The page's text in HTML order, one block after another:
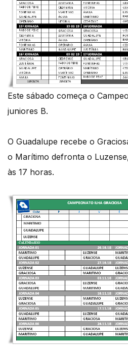
Este sábado começa o
juniores B.
O Guadalupe recebe o
o Marítimo defronta o
às 17 horas.